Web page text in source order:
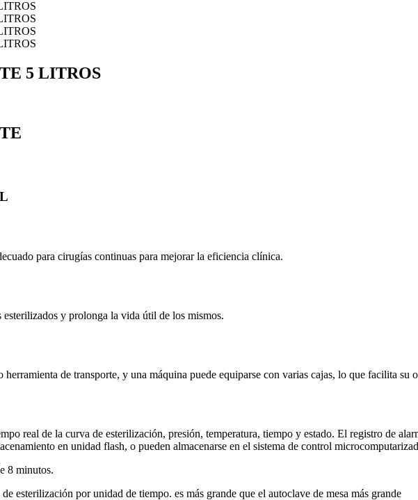
5 LITROS
para cirugías continuas para mejorar la eficiencia clínica.
y prolonga la vida útil de los mismos.
de transporte, y una máquina puede equiparse con varias cajas, lo que facilita su
real de la curva de esterilización, presión, temperatura, tiempo y estado. El registro de
en unidad flash, o pueden almacenarse en el sistema de control
8 minutos.
esterilización por unidad de tiempo. es más grande que el autoclave de mesa más grande